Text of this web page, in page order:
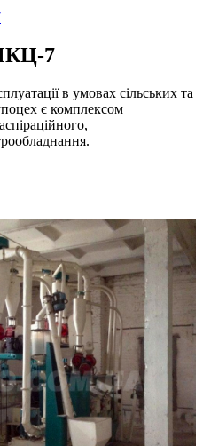
7
в умовах сільських та
є комплексом